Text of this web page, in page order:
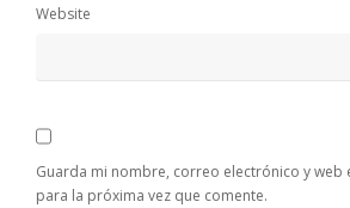
Website
Guarda mi nombre, correo electrónico y web
para la próxima vez que comente.